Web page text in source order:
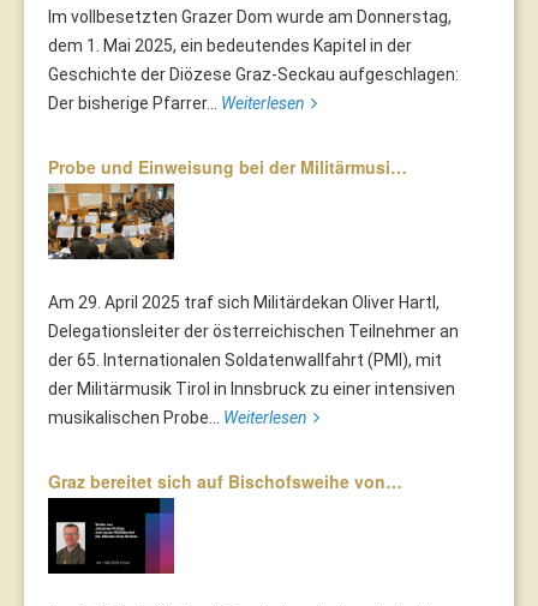
Im vollbesetzten Grazer Dom wurde am Donnerstag,
dem 1. Mai 2025, ein bedeutendes Kapitel in der
Geschichte der Diözese Graz-Seckau aufgeschlagen:
Der bisherige Pfarrer... Weiterlesen
Probe und Einweisung bei der Militärmusi…
Am 29. April 2025 traf sich Militärdekan Oliver Hartl,
Delegationsleiter der österreichischen Teilnehmer an
der 65. Internationalen Soldatenwallfahrt (PMI), mit
der Militärmusik Tirol in Innsbruck zu einer intensiven
musikalischen Probe... Weiterlesen
Graz bereitet sich auf Bischofsweihe von…